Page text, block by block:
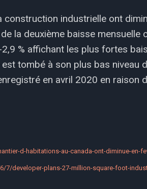
industrielle ont
la deuxième baisse mensuelle
% affichant les plus fortes
tombé à son plus bas niveau
en avril 2020 en raison
d-habitations-au-canada-ont-diminue-en-
developer-plans-27-million-square-foot-